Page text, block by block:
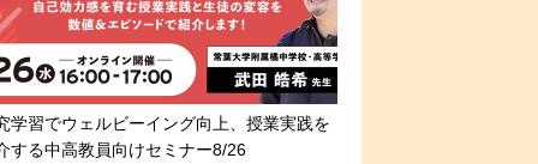
学習でウェルビーイング向上、授業実践を
する中高教員向けセミナー8/26